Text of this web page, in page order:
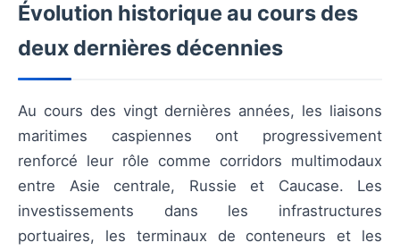
Évolution historique au cours des
deux dernières décennies
Au cours des vingt dernières années, les liaisons
maritimes caspiennes ont progressivement
renforcé leur rôle comme corridors multimodaux
entre Asie centrale, Russie et Caucase. Les
investissements dans les infrastructures
portuaires, les terminaux de conteneurs et les